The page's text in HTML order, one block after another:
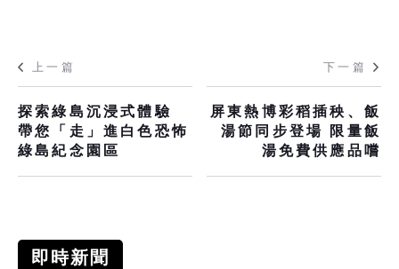
上一篇
探索綠島沉浸式體驗
帶您「走」進白色恐怖
綠島紀念園區
下一篇
屏東熱博彩稻插秧、飯
湯節同步登場 限量飯
湯免費供應品嚐
即時新聞